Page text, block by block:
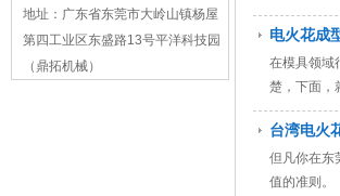
地址：广东省东莞市大岭山镇杨屋
第四工业区东盛路13号平洋科技园
（鼎拓机械）
电火花成
在模具领域
楚，下面，
台湾电火
但凡你在东
值的准则。